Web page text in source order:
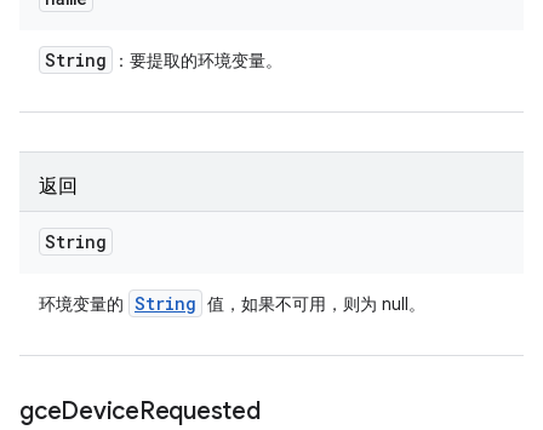
String ：要提取的环境变量。
返回
String
环境变量的 String 值，如果不可用，则为 null。
gceDeviceRequested